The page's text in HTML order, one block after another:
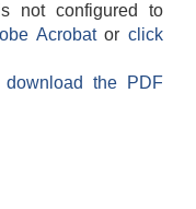
not configured to
Acrobatorclick
the PDF